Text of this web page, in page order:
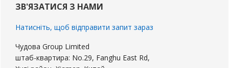
бічна
панель
ЗВ'ЯЗАТИСЯ З НАМИ
Натисніть, щоб відправити запит зараз
Чудова Group Limited
штаб-квартира: No.29, Fanghu East Rd,